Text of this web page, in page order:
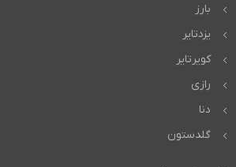
بارز
یزدتایر
کویرتایر
رازی
دنا
گلدستون